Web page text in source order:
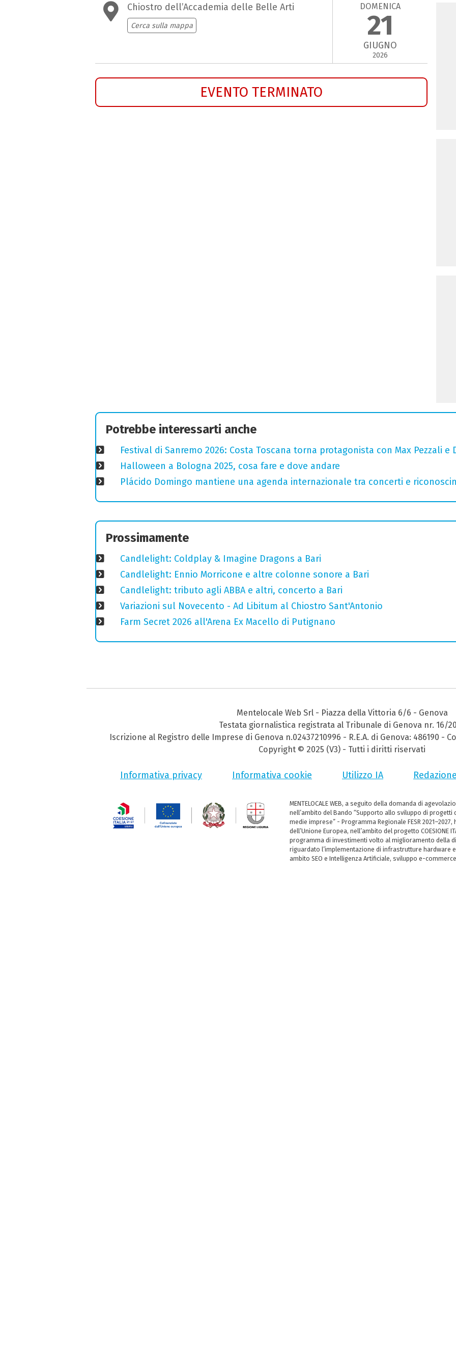
Chiostro dell’Accademia delle Belle Arti
Cerca sulla mappa
DOMENICA
21
GIUGNO
2026
EVENTO TERMINATO
Potrebbe interessarti anche
Festival di Sanremo 2026: Costa Toscana torna protagonista con Max Pezzali e
Halloween a Bologna 2025, cosa fare e dove andare
Plácido Domingo mantiene una agenda internazionale tra concerti e
Prossimamente
Candlelight: Coldplay & Imagine Dragons a Bari
Candlelight: Ennio Morricone e altre colonne sonore a Bari
Candlelight: tributo agli ABBA e altri, concerto a Bari
Variazioni sul Novecento - Ad Libitum al Chiostro Sant'Antonio
Farm Secret 2026 all'Arena Ex Macello di Putignano
Mentelocale Web Srl - Piazza della Vittoria 6/6 - Genova
Testata giornalistica registrata al Tribunale di Genova nr. 16/
Iscrizione al Registro delle Imprese di Genova n.02437210996 - R.E.A. di Genova: 486190 -
Copyright © 2025 (V3) - Tutti i diritti riservati
Informativa privacy Informativa cookie Utilizzo IA Redazione
MENTELOCALE WEB, a seguito della domanda di
nell’ambito del Bando “Supporto allo sviluppo di
medie imprese” - Programma Regionale FESR
dell’Unione Europea, nell’ambito del progetto COESIONE
programma di investimenti volto al miglioramento della
riguardato l’implementazione di infrastrutture hardware
ambito SEO e Intelligenza Artificiale, sviluppo e-commerce